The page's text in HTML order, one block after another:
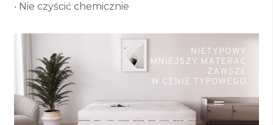
• Nie czyścić chemicznie